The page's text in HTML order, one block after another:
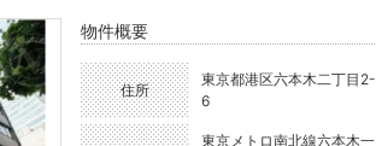
物件概要
住所
東京都港区六本木二丁目2-
6
東京メトロ南北線六本木一